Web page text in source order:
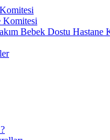
Komitesi
Bebek Dostu Hastane